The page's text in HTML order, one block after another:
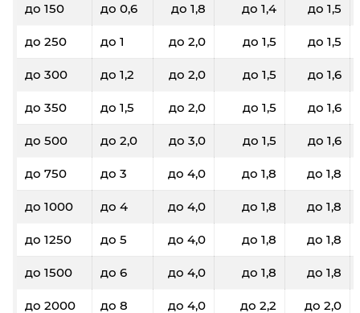
до 150 до 0,6 до 1,8 до 1,4 до 1,5
до 250 до 1 до 2,0 до 1,5 до 1,5
до 300 до 1,2 до 2,0 до 1,5 до 1,6
до 350 до 1,5 до 2,0 до 1,5 до 1,6
до 500 до 2,0 до 3,0 до 1,5 до 1,6
до 750 до 3 до 4,0 до 1,8 до 1,8
до 1000 до 4 до 4,0 до 1,8 до 1,8
до 1250 до 5 до 4,0 до 1,8 до 1,8
до 1500 до 6 до 4,0 до 1,8 до 1,8
до 2000 до 8 до 4,0 до 2,2 до 2,0